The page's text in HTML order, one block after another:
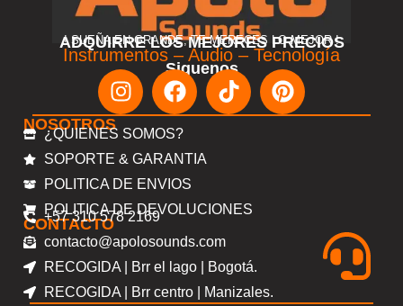
ADQUIRRE LOS MEJORES PRECIOS
! SUEÑA EN GRANDE, TE MERECES LO MEJOR !
Instrumentos – Audio – Tecnología
Siguenos
NOSOTROS
¿QUIENES SOMOS?
SOPORTE & GARANTIA
POLITICA DE ENVIOS
POLITICA DE DEVOLUCIONES
CONTACTO
+57 310 578 2169
contacto@apolosounds.com
RECOGIDA | Brr el lago | Bogotá.
RECOGIDA | Brr centro | Manizales.